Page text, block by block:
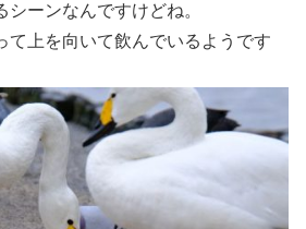
ーンなんですけどね。
て上を向いて飲んでいるようです